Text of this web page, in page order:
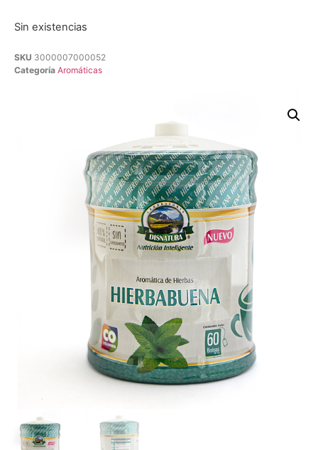
Sin existencias
SKU 3000007000052
Categoría Aromáticas